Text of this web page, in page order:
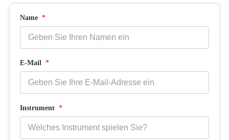
Name *
E-Mail *
Instrument *